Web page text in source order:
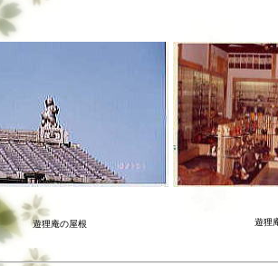
遊狸庵の屋根 遊狸